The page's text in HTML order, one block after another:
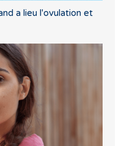
a lieu l'ovulation et